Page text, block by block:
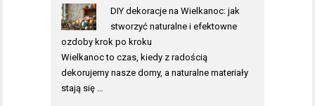
DIY dekoracje na Wielkanoc: jak
stworzyć naturalne i efektowne
ozdoby krok po kroku
Wielkanoc to czas, kiedy z radością
dekorujemy nasze domy, a naturalne materiały
stają się …